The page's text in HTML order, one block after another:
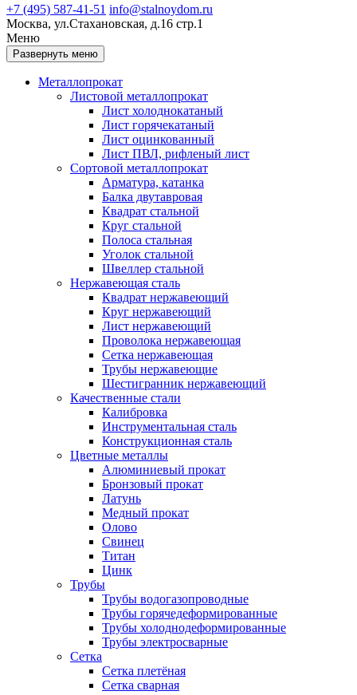
+7 (495) 587-41-51 info@stalnoydom.ru
Москва, ул.Стахановская, д.16 стр.1
Меню
Развернуть меню
Металлопрокат
Листовой металлопрокат
Лист холоднокатаный
Лист горячекатаный
Лист оцинкованный
Лист ПВЛ, рифленый лист
Сортовой металлопрокат
Арматура, катанка
Балка двутавровая
Квадрат стальной
Круг стальной
Полоса стальная
Уголок стальной
Швеллер стальной
Нержавеющая сталь
Квадрат нержавеющий
Круг нержавеющий
Лист нержавеющий
Проволока нержавеющая
Сетка нержавеющая
Трубы нержавеющие
Шестигранник нержавеющий
Качественные стали
Калибровка
Инструментальная сталь
Конструкционная сталь
Цветные металлы
Алюминиевый прокат
Бронзовый прокат
Латунь
Медный прокат
Олово
Свинец
Титан
Цинк
Трубы
Трубы водогазопроводные
Трубы горячедеформированные
Трубы холоднодеформированные
Трубы электросварные
Сетка
Сетка плетёная
Сетка сварная